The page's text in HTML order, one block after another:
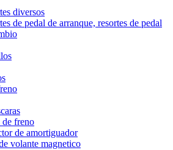
diversos
de pedal de arranque, resortes de pedal
de freno
de amortiguador
volante magnetico